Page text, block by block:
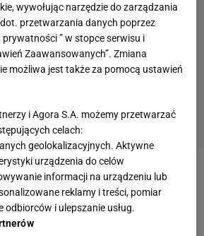
wywołując narzędzie do zarządzania
przetwarzania danych poprzez
” w stopce serwisu i
Zaawansowanych”. Zmiana
możliwa jest także za pomocą ustawień
i Agora S.A. możemy przetwarzać
celach:
geolokalizacyjnych. Aktywne
urządzenia do celów
informacji na urządzeniu lub
reklamy i treści, pomiar
odbiorców i ulepszanie usług.